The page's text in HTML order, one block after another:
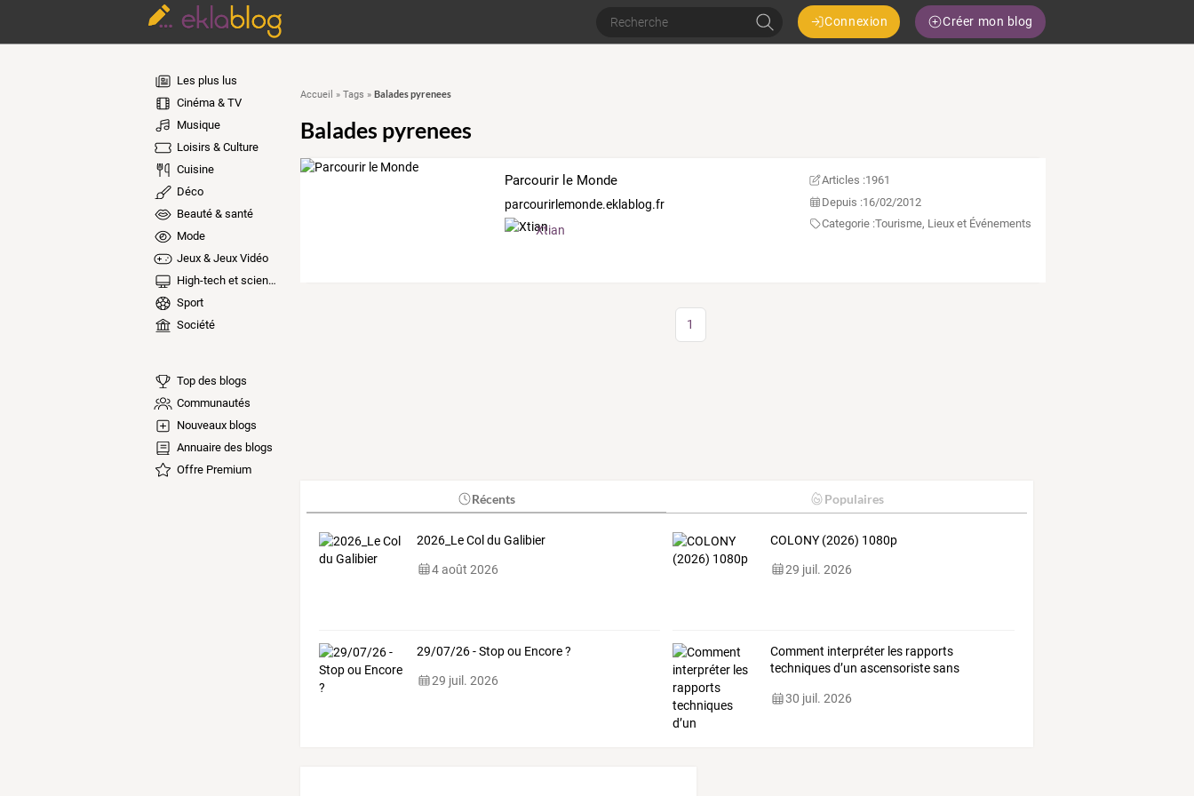
Connexion Créer mon blog
Les plus lus
Cinéma & TV
Musique
Loisirs & Culture
Cuisine
Déco
Beauté & santé
Mode
Jeux & Jeux Vidéo
High-tech et sciences
Sport
Société
Top des blogs
Communautés
Nouveaux blogs
Annuaire des blogs
Offre Premium
Accueil » Tags » Balades pyrenees
Balades pyrenees
Parcourir le Monde
parcourirlemonde.eklablog.fr
Xtian
Articles :1961
Depuis :16/02/2012
Categorie :Tourisme, Lieux et Événements
1
Récents Populaires
2026_Le Col du Galibier
4 août 2026
COLONY (2026) 1080p
29 juil. 2026
29/07/26 - Stop ou Encore ?
29 juil. 2026
Comment interpréter les rapports
techniques d’un ascensoriste sans
30 juil. 2026